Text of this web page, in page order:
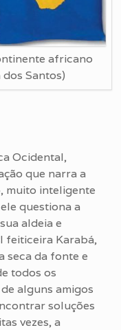
africano
Santos)
Ocidental,
que narra a
muito inteligente
questiona a
aldeia e
feiticeira Karabá,
seca da fonte e
todos os
alguns amigos
soluções
vezes, a